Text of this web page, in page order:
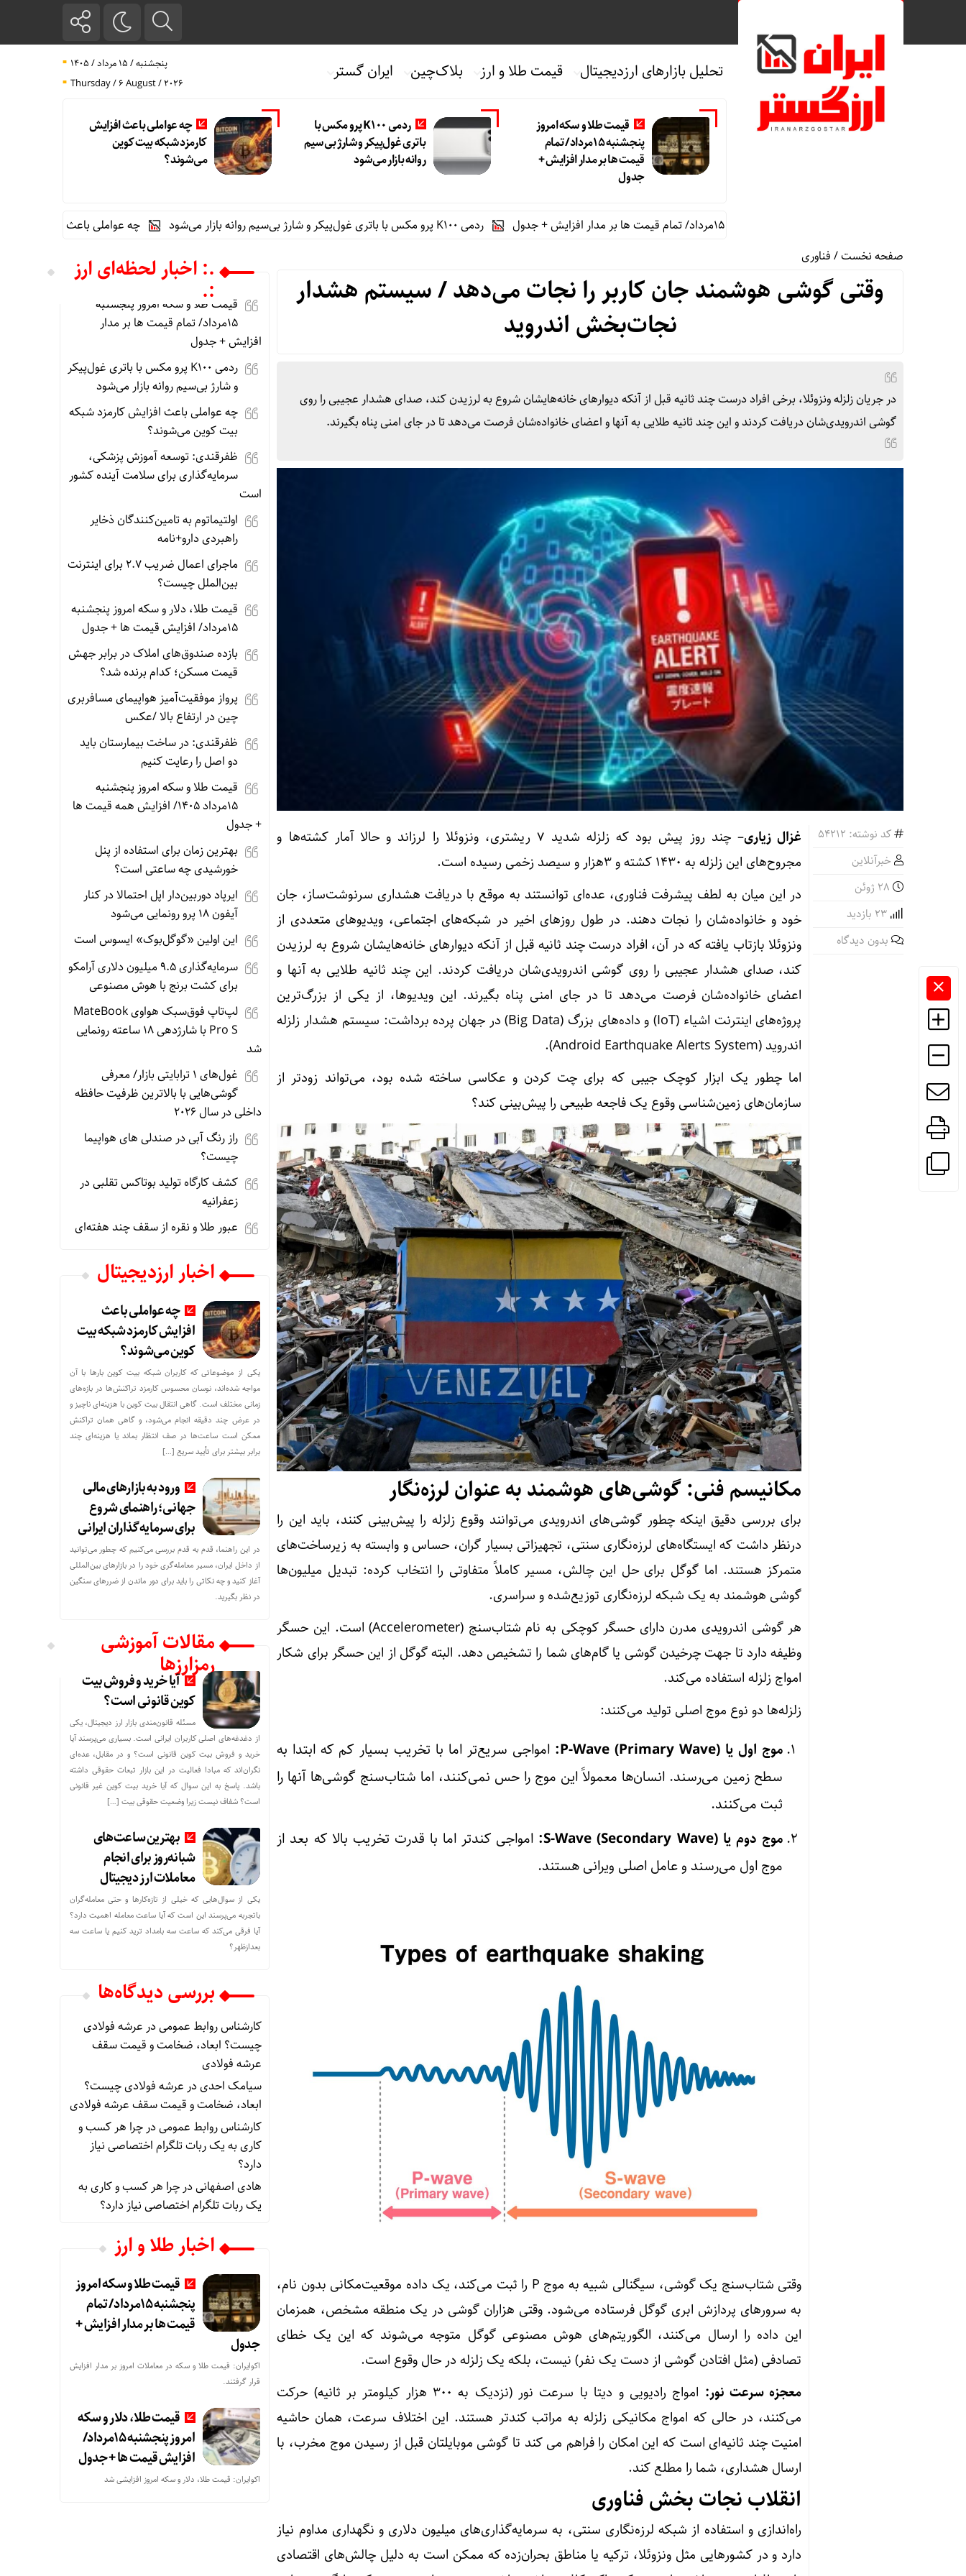
تحلیل بازارهای ارزدیجیتال قیمت طلا و ارز بلاک‌چین ایران گستر
پنجشنبه / ۱۵ مرداد / ۱۴۰۵
Thursday / 6 August / 2026
قیمت طلا و سکه امروز
پنجشنبه 15مرداد/ تمام
قیمت ها بر مدار افزایش +
جدول
ردمی K100 پرو مکس با
باتری غول‌پیکر و شارژ بی‌سیم
روانه بازار می‌شود
چه عواملی باعث افزایش
کارمزد شبکه بیت کوین
می‌شوند؟
ردمی K100 پرو مکس با باتری غول‌پیکر و شارژ بی‌سیم روانه بازار می‌شود
چه عواملی باعث افزایش کارمزد شبکه
صفحه نخست/فناوری
وقتی گوشی هوشمند جان کاربر را نجات می‌دهد / سیستم هشدار
نجات‌بخش اندروید
در جریان زلزله ونزوئلا، برخی افراد درست چند ثانیه قبل از آنکه دیوارهای خانه‌هایشان شروع به لرزیدن کند، صدای هشدار عجیبی را روی
گوشی اندرویدی‌شان دریافت کردند و این چند ثانیه طلایی به آنها و اعضای خانواده‌شان فرصت می‌دهد تا در جای امنی پناه بگیرند.
کد نوشته: 54212
خبرآنلاین
بدون دیدگاه
غزال زیاری
– چند روز پیش بود که زلزله شدید ۷ ریشتری، ونزوئلا را لرزاند و حالا آمار کشته‌‍‌ها و
مجروح‌های این زلزله به ۱۴۳۰ کشته و ۳هزار و سیصد زخمی رسیده است.
در این میان به لطف پیشرفت فناوری، عده‌ای توانستند به موقع با دریافت هشداری سرنوشت‌ساز، جان
خود و خانواده‌شان را نجات دهند. در طول روزهای اخیر در شبکه‌های اجتماعی، ویدیوهای متعددی از
ونزوئلا بازتاب یافته که در آن، افراد درست چند ثانیه قبل از آنکه دیوارهای خانه‌هایشان شروع به لرزیدن
کند، صدای هشدار عجیبی را روی گوشی اندرویدی‌شان دریافت کردند. این چند ثانیه طلایی به آنها و
اعضای خانواده‌شان فرصت می‌دهد تا در جای امنی پناه بگیرند. این ویدیوها، از یکی از بزرگ‌ترین
پروژه‌های اینترنت اشیاء (IoT) و داده‌های بزرگ (Big Data) در جهان پرده برداشت: سیستم هشدار زلزله
اندروید (Android Earthquake Alerts System).
اما چطور یک ابزار کوچک جیبی که برای چت کردن و عکاسی ساخته شده بود، می‌تواند زودتر از
سازمان‌های زمین‌شناسی وقوع یک فاجعه طبیعی را پیش‌بینی کند؟
مکانیسم فنی: گوشی‌های هوشمند به عنوان لرزه‌نگار
برای بررسی دقیق اینکه چطور گوشی‌های اندرویدی می‌توانند وقوع زلزله را پیش‌بینی کنند، باید این را
درنظر داشت که ایستگاه‌های لرزه‌نگاری سنتی، تجهیزاتی بسیار گران‌، حساس و وابسته به زیرساخت‌های
متمرکز هستند. اما گوگل برای حل این چالش، مسیر کاملاً متفاوتی را انتخاب کرده: تبدیل میلیون‌ها
گوشی هوشمند به یک شبکه لرزه‌نگاری توزیع‌شده و سراسری.
هر گوشی اندرویدی مدرن دارای حسگر کوچکی به نام شتاب‌سنج (Accelerometer) است. این حسگر
وظیفه دارد تا جهت چرخیدن گوشی یا گام‌های شما را تشخیص دهد. البته گوگل از این حسگر برای شکار
امواج زلزله استفاده می‌کند.
زلزله‌ها دو نوع موج اصلی تولید می‌کنند:
موج اول یا P-Wave (Primary Wave):
امواجی سریع‌تر اما با تخریب بسیار کم که ابتدا به
سطح زمین می‌رسند. انسان‌ها معمولاً این موج را حس نمی‌کنند، اما شتاب‌سنج گوشی‌ها آنها را
ثبت می‌کنند.
موج دوم یا S-Wave (Secondary Wave):
امواجی کندتر اما با قدرت تخریب بالا که بعد از
موج اول می‌رسند و عامل اصلی ویرانی هستند.
وقتی شتاب‌سنج یک گوشی، سیگنالی شبیه به موج P را ثبت می‌کند، یک داده موقعیت‌مکانی بدون نام،
به سرورهای پردازش ابری گوگل فرستاده می‌شود. وقتی هزاران گوشی در یک منطقه مشخص، همزمان
این داده را ارسال می‌کنند، الگوریتم‌های هوش مصنوعی گوگل متوجه می‌شوند که این یک خطای
تصادفی (مثل افتادن گوشی از دست یک نفر) نیست، بلکه یک زلزله در حال وقوع است.
معجزه سرعت نور:
امواج رادیویی و دیتا با سرعت نور (نزدیک به ۳۰۰ هزار کیلومتر بر ثانیه) حرکت
می‌کنند، در حالی که امواج مکانیکی زلزله به مراتب کندتر هستند. این اختلاف سرعت، همان حاشیه
امنیت چند ثانیه‌ای است که این امکان را فراهم می کند تا گوشی موبایلتان قبل از رسیدن موج مخرب، با
ارسال هشداری، شما را مطلع کند.
انقلاب نجات بخش فناوری
راه‌اندازی و استفاده از شبکه لرزه‌نگاری سنتی، به سرمایه‌گذاری‌های میلیون دلاری و نگهداری مداوم نیاز
دارد و در کشورهایی مثل ونزوئلا، ترکیه یا مناطق بحران‌زده که ممکن است به دلیل چالش‌های اقتصادی
.: اخبار لحظه‌ای ارز
:.
قیمت طلا و سکه امروز پنجشنبه
15مرداد/ تمام قیمت ها بر مدار
افزایش + جدول
ردمی K100 پرو مکس با باتری غول‌پیکر
و شارژ بی‌سیم روانه بازار می‌شود
چه عواملی باعث افزایش کارمزد شبکه
بیت کوین می‌شوند؟
ظفرقندی: توسعه آموزش پزشکی،
سرمایه‌گذاری برای سلامت آینده کشور
است
اولتیماتوم به تامین‌کنندگان ذخایر
راهبردی دارو+نامه
ماجرای اعمال ضریب ۲.۷ برای اینترنت
بین‌الملل چیست؟
قیمت طلا، دلار و سکه امروز پنجشنبه
15مرداد/ افزایش قیمت ها + جدول
بازده صندوق‌های املاک در برابر جهش
قیمت مسکن؛ کدام برنده شد؟
پرواز موفقیت‌آمیز هواپیمای مسافربری
چین در ارتفاع بالا /عکس
ظفرقندی: در ساخت بیمارستان باید
دو اصل را رعایت کنیم
قیمت طلا و سکه امروز پنجشنبه
15مرداد 1405/ افزایش همه قیمت ها
+ جدول
بهترین زمان برای استفاده از پنل
خورشیدی چه ساعتی است؟
ایرپاد دوربین‌دار اپل احتمالا در کنار
آیفون ۱۸ پرو رونمایی می‌شود
این اولین «گوگل‌بوک» ایسوس است
سرمایه‌گذاری ۹.۵ میلیون دلاری آرامکو
برای کشت برنج با هوش مصنوعی
لپ‌تاپ فوق‌سبک هواوی MateBook
Pro S با شارژدهی ۱۸ ساعته رونمایی
شد
غول‌های ۱ ترابایتی بازار/ معرفی
گوشی‌هایی با بالاترین ظرفیت حافظه
داخلی در سال ۲۰۲۶
راز رنگ آبی در صندلی های هواپیما
چیست؟
کشف کارگاه تولید بوتاکس تقلبی در
زعفرانیه
عبور طلا و نقره از سقف چند هفته‌ای
اخبار ارزدیجیتال
چه عواملی باعث
افزایش کارمزد شبکه بیت
کوین می‌شوند؟
یکی از موضوعاتی که کاربران شبکه بیت کوین بارها با آن
مواجه شده‌اند، نوسان محسوس کارمزد تراکنش‌ها در بازه‌های
زمانی مختلف است. گاهی انتقال بیت کوین با هزینه‌ای ناچیز و
در عرض چند دقیقه انجام می‌شود، و گاهی همان تراکنش
ممکن است ساعت‌ها در صف انتظار بماند یا هزینه‌ای چند
برابر بیشتر برای تأیید سریع […]
ورود به بازارهای مالی
جهانی؛ راهنمای شروع
برای سرمایه‌گذاران ایرانی
در این راهنما، قدم به قدم بررسی می‌کنیم که چطور می‌توانید
از داخل ایران، مسیر معامله‌گری خود را در بازارهای بین‌المللی
آغاز کنید و چه نکاتی را باید برای دور ماندن از ضررهای سنگین
در نظر بگیرید.
مقالات آموزشی
رمزارزهاآیا خرید و فروش بیت
کوین قانونی است؟
مسئله قانون‌مندی بازار ارز دیجیتال، یکی
از دغدغه‌های اصلی کاربران ایرانی است. بسیاری می‌پرسند آیا
خرید و فروش بیت کوین قانونی است؟ و در مقابل، عده‌ای
نگران‌اند که مبادا فعالیت در این بازار تبعات حقوقی داشته
باشد. پاسخ به این سوال که آیا خرید بیت کوین غیر قانونی
است؟ شفاف نیست زیرا وضعیت حقوقی بیت‌ […]
بهترین ساعت‌های
شبانه‌روز برای انجام
معاملات ارز دیجیتال
یکی از سوال‌هایی که خیلی از تازه‌کارها و حتی معامله‌گران
باتجربه می‌پرسند این است که آیا ساعت معامله اهمیت دارد؟
آیا فرقی می‌کند که ساعت سه بامداد ترید کنیم یا ساعت سه
بعدازظهر؟
بررسی دیدگاه‌ها
کارشناس روابط عمومیدر عرشه فولادی
چیست؟ ابعاد، ضخامت و قیمت سقف
عرشه فولادی
سیامک احدیدر عرشه فولادی چیست؟
ابعاد، ضخامت و قیمت سقف عرشه فولادی
کارشناس روابط عمومیدرچرا هر کسب‌ و
کاری به یک ربات تلگرام اختصاصی نیاز
دارد؟
هادی اصفهانیدرچرا هر کسب‌ و کاری به
یک ربات تلگرام اختصاصی نیاز دارد؟
اخبار طلا و ارز
قیمت طلا و سکه امروز
پنجشنبه 15مرداد/ تمام
قیمت ها بر مدار افزایش +
جدول
اکوایران: قیمت طلا و سکه در معاملات امروز بر مدار افزایش
قرار گرفتند.
قیمت طلا، دلار و سکه
امروز پنجشنبه 15مرداد/
افزایش قیمت ها + جدول
اکوایران: قیمت طلا، دلار و سکه امروز افزایشی شد